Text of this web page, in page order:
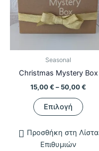
Seasonal
Christmas Mystery Box
15,00€ – 50,00€
Επιλογή
το
έχει
Προσθήκη στη Λίστα
Επιθυμιών